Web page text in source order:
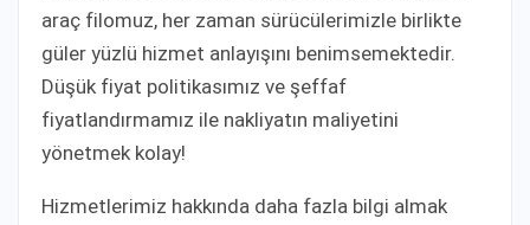
araç filomuz, her zaman sürücülerimizle birlikte
güler yüzlü hizmet anlayışını benimsemektedir.
Düşük fiyat politikasımız ve şeffaf
fiyatlandırmamız ile nakliyatın maliyetini
yönetmek kolay!
Hizmetlerimiz hakkında daha fazla bilgi almak